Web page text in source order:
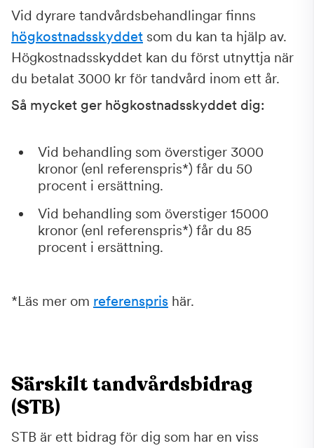
Vid dyrare tandvårdsbehandlingar finns
högkostnadsskyddet som du kan ta hjälp av.
Högkostnadsskyddet kan du först utnyttja när
du betalat 3000 kr för tandvård inom ett år.
Så mycket ger högkostnadsskyddet dig:
Vid behandling som överstiger 3000
kronor (enl referenspris*) får du 50
procent i ersättning.
Vid behandling som överstiger 15000
kronor (enl referenspris*) får du 85
procent i ersättning.
*Läs mer om referenspris här.
Särskilt tandvårdsbidrag
(STB)
STB är ett bidrag för dig som har en viss